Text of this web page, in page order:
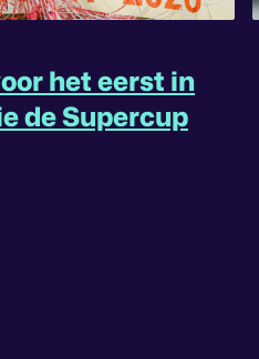
het eerst in
de Supercup